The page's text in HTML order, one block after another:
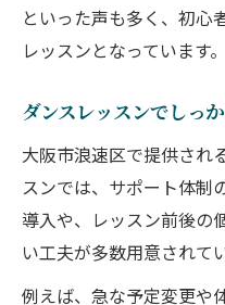
といった声も多く、初心
レッスンとなっています。
ダンスレッスンでしっ
大阪市浪速区で提供され
スンでは、サポート体制
導入や、レッスン前後の
い工夫が多数用意されて
例えば、急な予定変更や